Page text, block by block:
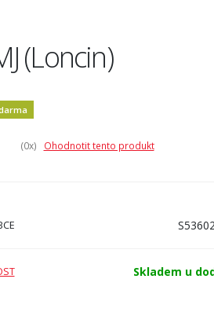
(Loncin)
(0x) Ohodnotit tento produkt
Skladem u